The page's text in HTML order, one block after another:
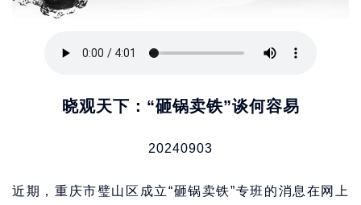
晓观天下：“砸锅卖铁”谈何容易
20240903
近期，重庆市璧山区成立“砸锅卖铁”专班的消息在网上